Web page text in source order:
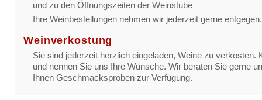
und zu den Öffnungszeiten der Weinstube
Ihre Weinbestellungen nehmen wir jederzeit gerne entgegen.
Weinverkostung
Sie sind jederzeit herzlich eingeladen, Weine zu verkosten.
und nennen Sie uns Ihre Wünsche. Wir beraten Sie gerne
Ihnen Geschmacksproben zur Verfügung.